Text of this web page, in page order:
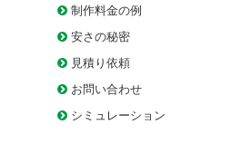
制作料金の例
安さの秘密
見積り依頼
お問い合わせ
シミュレーション